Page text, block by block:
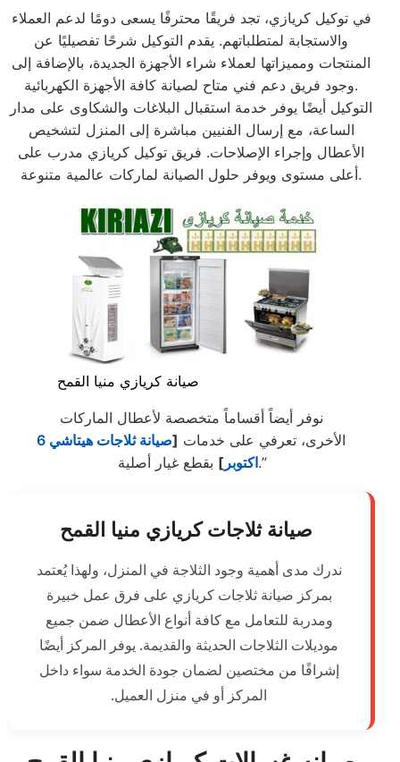
في توكيل كريازي، تجد فريقًا محترفًا يسعى دومًا لدعم العملاء
والاستجابة لمتطلباتهم. يقدم التوكيل شرحًا تفصيليًا عن
المنتجات ومميزاتها لعملاء شراء الأجهزة الجديدة، بالإضافة إلى
وجود فريق دعم فني متاح لصيانة كافة الأجهزة الكهربائية.
التوكيل أيضًا يوفر خدمة استقبال البلاغات والشكاوى على مدار
الساعة، مع إرسال الفنيين مباشرة إلى المنزل لتشخيص
الأعطال وإجراء الإصلاحات. فريق توكيل كريازي مدرب على
أعلى مستوى ويوفر حلول الصيانة لماركات عالمية متنوعة.
صيانة كريازي منيا القمح
نوفر أيضاً أقساماً متخصصة لأعطال الماركات
الأخرى، تعرفي على خدمات [
صيانة ثلاجات هيتاشي 6
اكتوبر] بقطع غيار أصلية.”
صيانة ثلاجات كريازي منيا القمح
ندرك مدى أهمية وجود الثلاجة في المنزل، ولهذا يُعتمد
بمركز صيانة ثلاجات كريازي على فرق عمل خبيرة
ومدربة للتعامل مع كافة أنواع الأعطال ضمن جميع
موديلات الثلاجات الحديثة والقديمة. يوفر المركز أيضًا
إشرافًا من مختصين لضمان جودة الخدمة سواء داخل
المركز أو في منزل العميل.